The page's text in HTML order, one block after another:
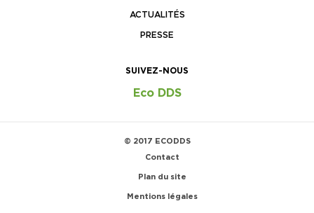
ACTUALITÉS
PRESSE
SUIVEZ-NOUS
Eco DDS
© 2017 ECODDS
Contact
Plan du site
Mentions légales